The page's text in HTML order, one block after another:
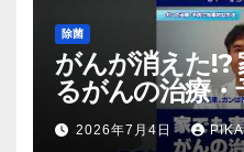
除菌
がんが消えた!?
るがんの治療
2026年7月4日